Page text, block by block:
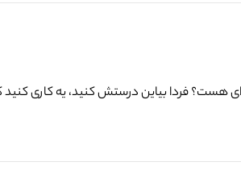
هست؟ فردا بیاین درستش کنید، یه کاری